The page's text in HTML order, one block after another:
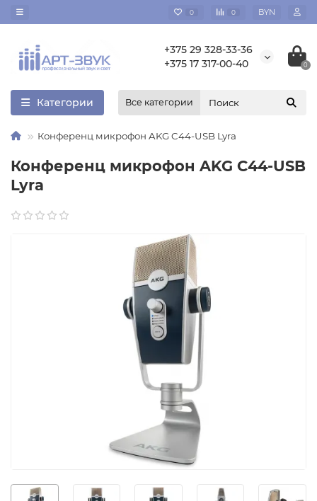
0 0 BYN
+375 29 328-33-36
+375 17 317-00-40
0
Категории Все категории
Конференц микрофон AKG C44-USB Lyra
Конференц микрофон AKG C44-USB
Lyra